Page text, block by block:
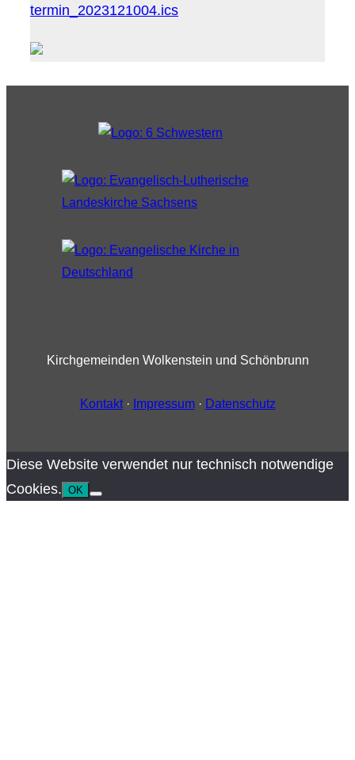
termin_2023121004.ics
Kirchgemeinden Wolkenstein und Schönbrunn
Kontakt· Impressum· Datenschutz
Diese Website verwendet nur technisch notwendige
Cookies. OK